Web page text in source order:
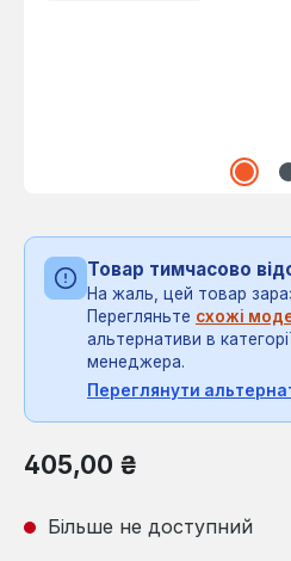
Товар тимчасово
На жаль, цей товар
Перегляньте схожі
альтернативи в
менеджера.
Переглянути
Звичайна ціна:
405,00 ₴
Більше не доступний